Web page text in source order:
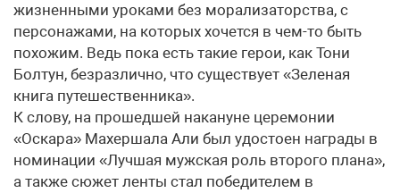
жизненными уроками без морализаторства, с
персонажами, на которых хочется в чем-то быть
похожим. Ведь пока есть такие герои, как Тони
Болтун, безразлично, что существует «Зеленая
книга путешественника».
К слову, на прошедшей накануне церемонии
«Оскара» Махершала Али был удостоен награды в
номинации «Лучшая мужская роль второго плана»,
а также сюжет ленты стал победителем в